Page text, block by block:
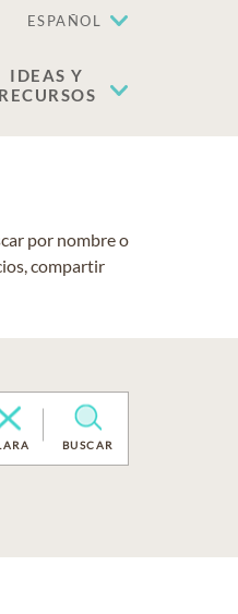
ESPAÑOL
IDEAS Y
RECURSOS
por nombre o
compartir
BUSCAR